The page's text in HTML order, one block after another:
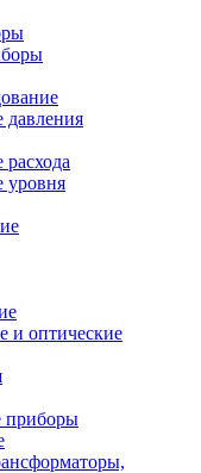
давления
уровня
и оптические
приборы